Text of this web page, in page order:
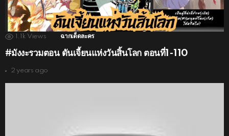
1.1k Views ฉากเด็ดละคร
#มังงะรวมตอน ดันเจี้ยนแห่งวันสิ้นโลก ตอนที่1-110
2 years ago